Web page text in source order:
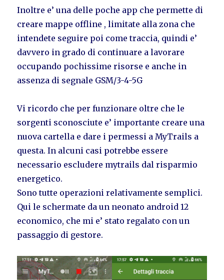
Inoltre e’ una delle poche app che permette di
creare mappe offline , limitate alla zona che
intendete seguire poi come traccia, quindi e’
davvero in grado di continuare a lavorare
occupando pochissime risorse e anche in
assenza di segnale GSM/3-4-5G
Vi ricordo che per funzionare oltre che le
sorgenti sconosciute e’ importante creare una
nuova cartella e dare i permessi a MyTrails a
questa. In alcuni casi potrebbe essere
necessario escludere mytrails dal risparmio
energetico.
Sono tutte operazioni relativamente semplici.
Qui le schermate da un neonato android 12
economico, che mi e’ stato regalato con un
passaggio di gestore.